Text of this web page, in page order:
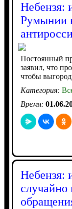
Небензя:
Румынии
Постоянный
заявил, что
чтобы
Категория:
Время:
Небензя:
случайно